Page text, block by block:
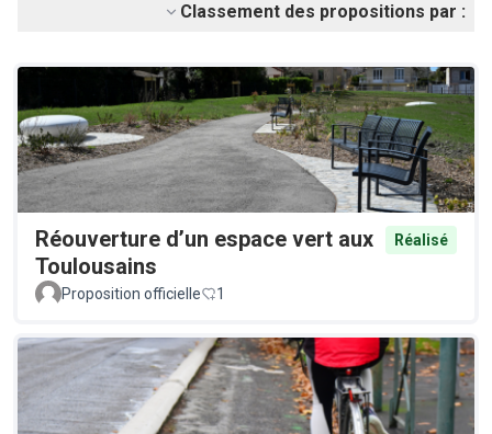
Classement des propositions par :
Réouverture d’un espace vert aux
Toulousains
Réalisé
Proposition officielle 1